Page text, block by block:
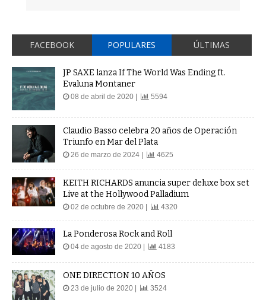
FACEBOOK POPULARES ÚLTIMAS
JP SAXE lanza If The World Was Ending ft.
Evaluna Montaner
08 de abril de 2020 | 5594
Claudio Basso celebra 20 años de Operación
Triunfo en Mar del Plata
26 de marzo de 2024 | 4625
KEITH RICHARDS anuncia super deluxe box set
Live at the Hollywood Palladium
02 de octubre de 2020 | 4320
La Ponderosa Rock and Roll
04 de agosto de 2020 | 4183
ONE DIRECTION 10 AÑOS
23 de julio de 2020 | 3524